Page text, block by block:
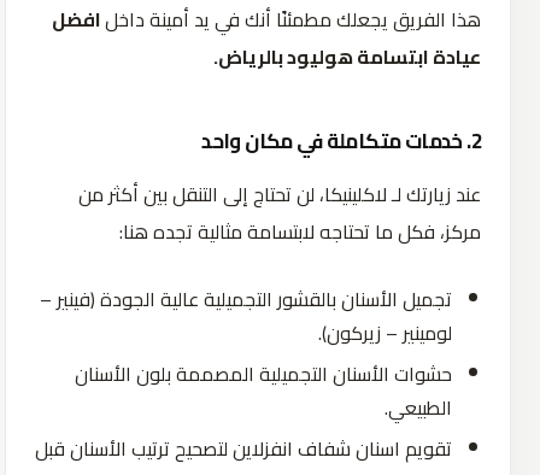
هذا الفريق يجعلك مطمئنًا أنك في يد أمينة داخلافضل
عيادة ابتسامة هوليود بالرياض.
2. خدماتمتكاملةفيمكانواحد
عند زيارتك لـ لاكلينيكا، لن تحتاج إلى التنقل بين أكثر من
مركز، فكل ما تحتاجه لابتسامة مثالية تجده هنا:
تجميل الأسنان بالقشور التجميلية عالية الجودة (فينير –
لومينير – زيركون).
حشوات الأسنان التجميلية المصممة بلون الأسنان
الطبيعي.
تقويم اسنان شفاف انفزلاين لتصحيح ترتيب الأسنان قبل